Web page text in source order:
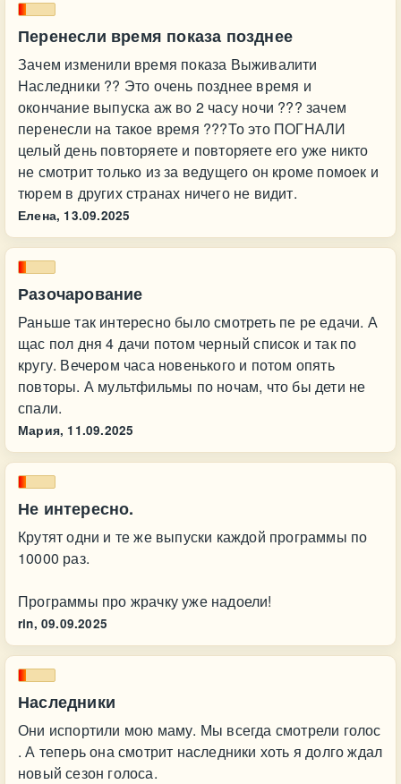
Перенесли время показа позднее
Зачем изменили время показа Выживалити
Наследники ?? Это очень позднее время и
окончание выпуска аж во 2 часу ночи ??? зачем
перенесли на такое время ???То это ПОГНАЛИ
целый день повторяете и повторяете его уже никто
не смотрит только из за ведущего он кроме помоек и
тюрем в других странах ничего не видит.
Елена, 13.09.2025
Разочарование
Раньше так интересно было смотреть пе ре едачи. А
щас пол дня 4 дачи потом черный список и так по
кругу. Вечером часа новенького и потом опять
повторы. А мультфильмы по ночам, что бы дети не
спали.
Мария, 11.09.2025
Не интересно.
Крутят одни и те же выпуски каждой программы по
10000 раз.
Программы про жрачку уже надоели!
rin, 09.09.2025
Наследники
Они испортили мою маму. Мы всегда смотрели голос
. А теперь она смотрит наследники хоть я долго ждал
новый сезон голоса.